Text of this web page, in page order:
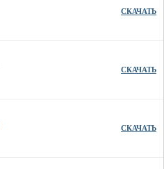
СКАЧАТЬ
СКАЧАТЬ
СКАЧАТЬ